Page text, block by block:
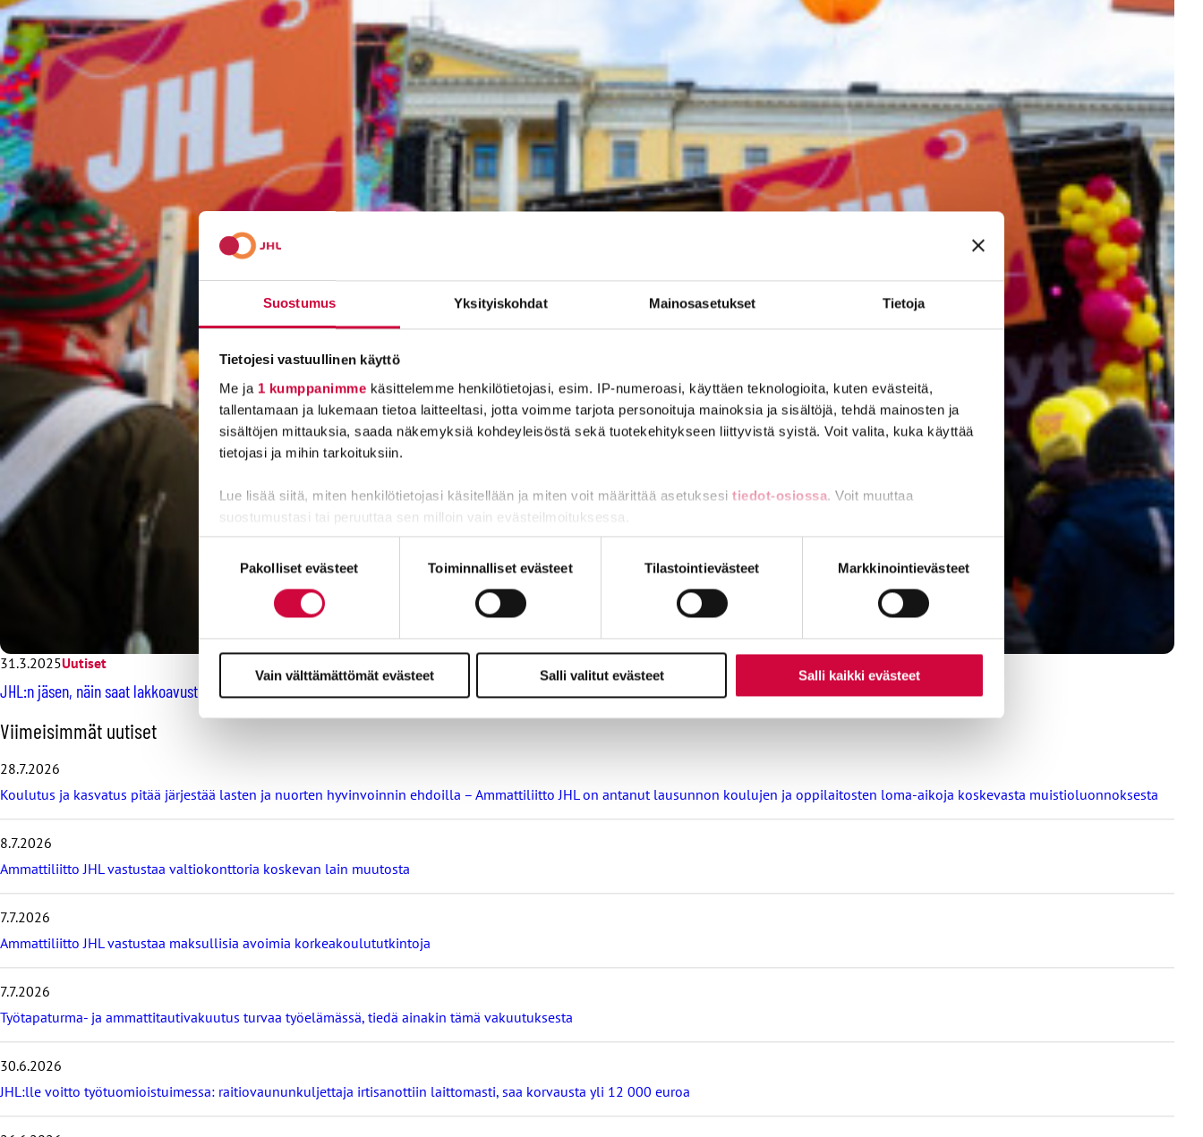
Suostumus Yksityiskohdat Mainosasetukset Tietoja
Tietojesi vastuullinen käyttö
Me ja 1 kumppanimme käsittelemme henkilötietojasi, esim. IP-numeroasi, käyttäen teknologioita, kuten evästeitä,
tallentamaan ja lukemaan tietoa laitteeltasi, jotta voimme tarjota personoituja mainoksia ja sisältöjä, tehdä mainosten ja
sisältöjen mittauksia, saada näkemyksiä kohdeyleisöstä sekä tuotekehitykseen liittyvistä syistä. Voit valita, kuka käyttää
tietojasi ja mihin tarkoituksiin.
Lue lisää siitä, miten henkilötietojasi käsitellään ja miten voit määrittää asetuksesi tiedot-osiossa. Voit muuttaa
suostumustasi tai peruuttaa sen milloin vain evästeilmoituksessa.
Evästeistä osa on välttämättömiä, osa sivuston toimintaa parantavia, ja osaa käytetään tilastointi- tai
Pakolliset evästeet Toiminnalliset evästeet Tilastointievästeet Markkinointievästeet
Vain välttämättömät evästeet Salli valitut evästeet Salli kaikki evästeet
31.3.2025Uutiset
JHL:n jäsen, näin saat lakkoavustuksen kilahtamaan tilillesi
O
h
i
t
a
i
m
s
i
ä
t
u
u
t
s
e
Viimeisimmät uutiset
28.7.2026
Koulutus ja kasvatus pitää järjestää lasten ja nuorten hyvinvoinnin ehdoilla – Ammattiliitto JHL on antanut lausunnon koulujen ja oppilaitosten loma-aikoja koskevasta muistioluonnoksesta
8.7.2026
Ammattiliitto JHL vastustaa valtiokonttoria koskevan lain muutosta
7.7.2026
Ammattiliitto JHL vastustaa maksullisia avoimia korkeakoulututkintoja
7.7.2026
Työtapaturma- ja ammattitautivakuutus turvaa työelämässä, tiedä ainakin tämä vakuutuksesta
30.6.2026
JHL:lle voitto työtuomioistuimessa: raitiovaununkuljettaja irtisanottiin laittomasti, saa korvausta yli 12 000 euroa